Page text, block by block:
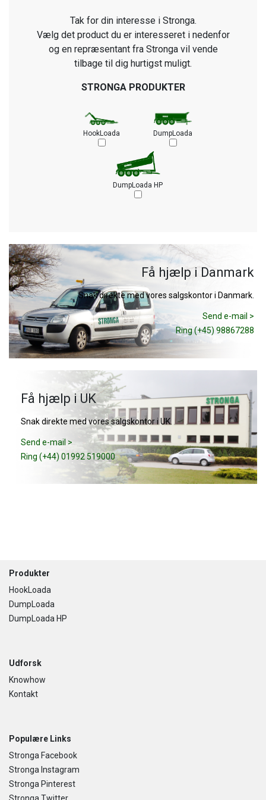
Tak for din interesse i Stronga.
Vælg det product du er interesseret i nedenfor
og en repræsentant fra Stronga vil vende
tilbage til dig hurtigst muligt.
STRONGA PRODUKTER
HookLoada DumpLoada
DumpLoada HP
Få hjælp i Danmark
Snak direkte med vores salgskontor i Danmark.
Send e-mail >
Ring (+45) 98867288
Få hjælp i UK
Snak direkte med vores salgskontor i UK.
Send e-mail >
Ring (+44) 01992 519000
Footer
Produkter
HookLoada
DumpLoada
DumpLoada HP
Udforsk
Knowhow
Kontakt
Populære Links
Stronga Facebook
Stronga Instagram
Stronga Pinterest